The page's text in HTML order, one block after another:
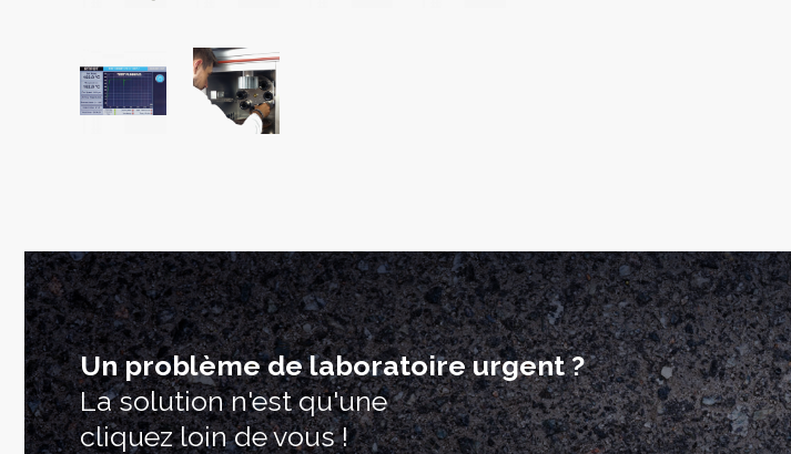
Un problème de laboratoire urgent ?
La solution n'est qu'une
cliquez loin de vous !